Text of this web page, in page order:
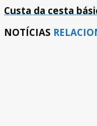
Custa da cesta
NOTÍCIAS